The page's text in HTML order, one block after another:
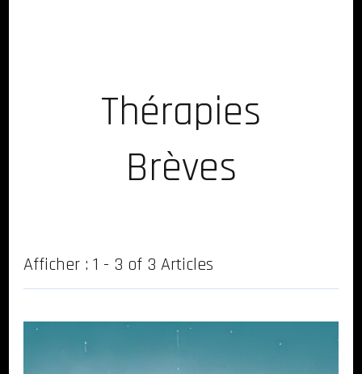
Thérapies
Brèves
Afficher : 1 - 3 of 3 Articles